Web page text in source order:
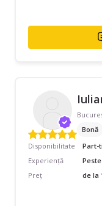
Bonă
Disponibilitate
Part-
Experiență
Preț
de la